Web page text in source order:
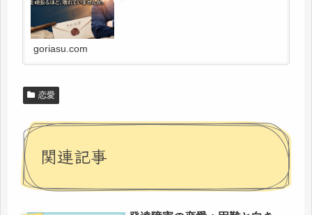
goriasu.com
恋愛
関連記事